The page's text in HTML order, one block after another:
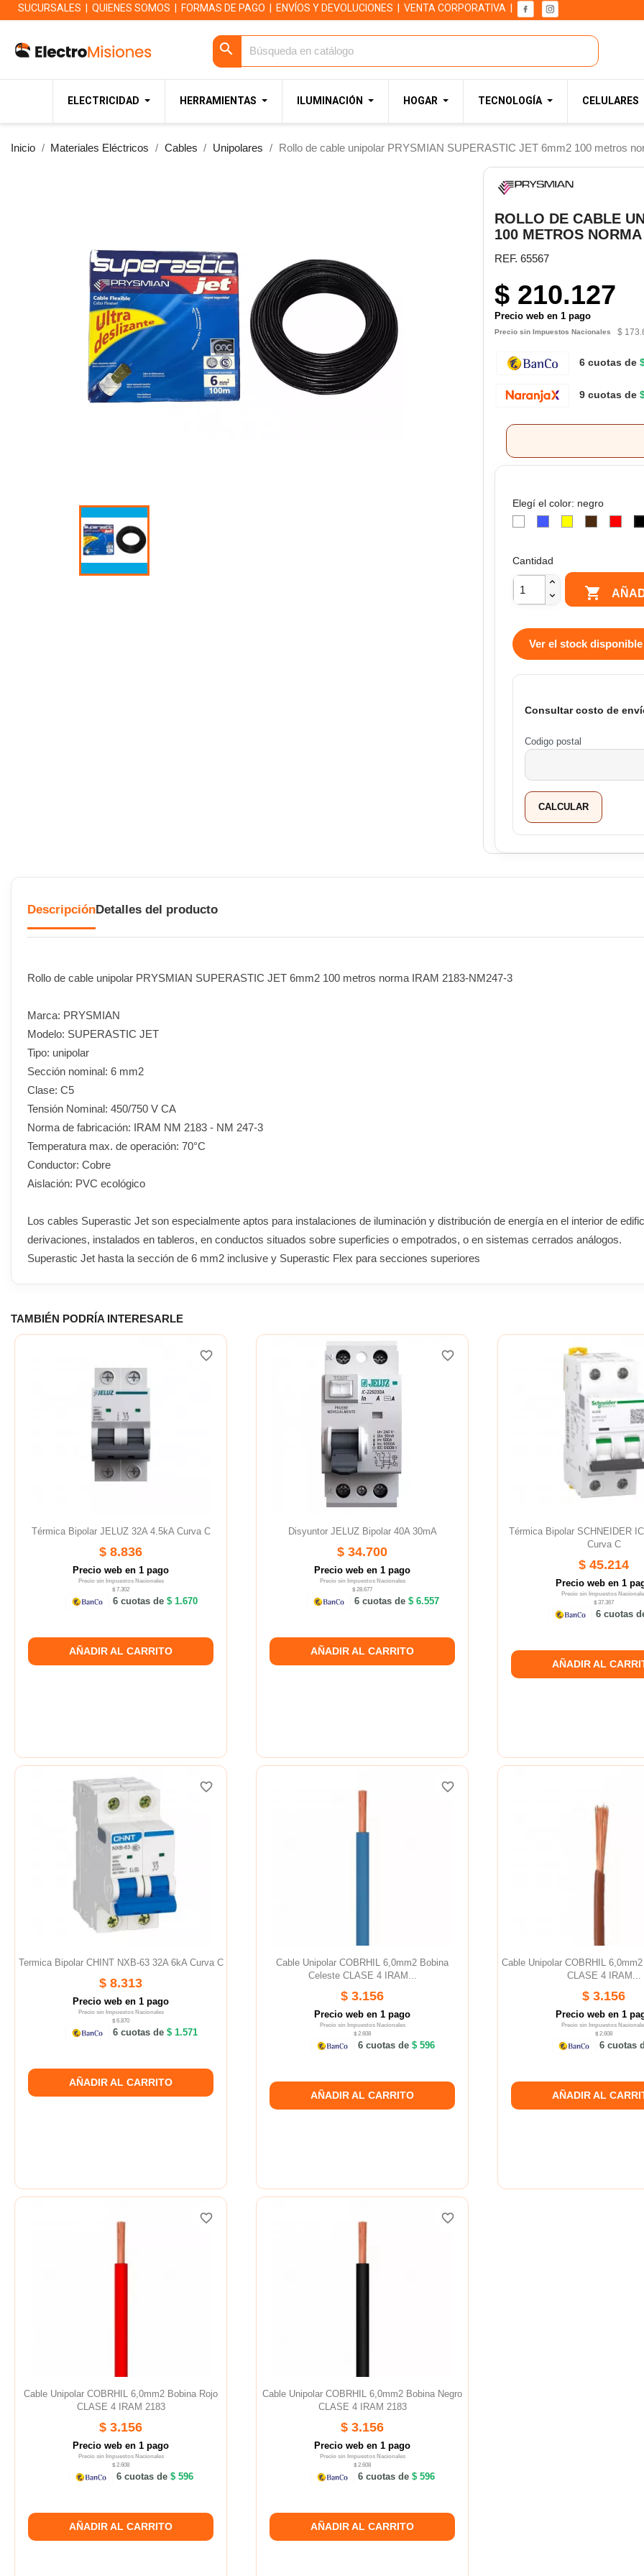
SUCURSALES QUIENES SOMOS FORMAS DE PAGO ENVÍOS Y DEVOLUCIONES VENTA CORPORATIVA
search
ELECTRICIDAD HERRAMIENTAS ILUMINACIÓN HOGAR TECNOLOGÍA CELULARES
Inicio Materiales Eléctricos Cables Unipolares Rollo de cable unipolar PRYSMIAN SUPERASTIC JET 6mm2 100 metros
ROLLO DE CABLE
100 METROS
REF. 65567
$ 210.127
Precio web en 1 pago
Precio sin Impuestos Nacionales $
6 cuotas de
9 cuotas de
Elegí el color: negro
Cantidad

Ver el stock
Consultar costo de
Codigo postal
CALCULAR
DescripciónDetalles del producto
Rollo de cable unipolar PRYSMIAN SUPERASTIC JET 6mm2 100 metros norma IRAM 2183-NM247-3
Marca: PRYSMIAN
Modelo: SUPERASTIC JET
Tipo: unipolar
Sección nominal: 6 mm2
Clase: C5
Tensión Nominal: 450/750 V CA
Norma de fabricación: IRAM NM 2183 - NM 247-3
Temperatura max. de operación: 70°C
Conductor: Cobre
Aislación: PVC ecológico
Los cables Superastic Jet son especialmente aptos para instalaciones de iluminación y distribución de energía en el interior de
derivaciones, instalados en tableros, en conductos situados sobre superficies o empotrados, o en sistemas cerrados análogos.
Superastic Jet hasta la sección de 6 mm2 inclusive y Superastic Flex para secciones superiores
TAMBIÉN PODRÍA INTERESARLE
Térmica Bipolar JELUZ 32A 4.5kA Curva C
$ 8.836
Precio web en 1 pago
Precio sin Impuestos Nacionales
$ 7.302
6 cuotas de $ 1.670
AÑADIR AL CARRITO
favorite_border
Disyuntor JELUZ Bipolar 40A 30mA
$ 34.700
Precio web en 1 pago
Precio sin Impuestos Nacionales
$ 28.677
6 cuotas de $ 6.557
AÑADIR AL CARRITO
favorite_border
Térmica Bipolar SCHNEIDER
Curva C
$ 45.214
Precio web en 1
Precio sin Impuestos
$ 37.367
6 cuotas
AÑADIR AL
Termica Bipolar CHINT NXB-63 32A 6kA Curva C
$ 8.313
Precio web en 1 pago
Precio sin Impuestos Nacionales
$ 6.870
6 cuotas de $ 1.571
AÑADIR AL CARRITO
favorite_border
Cable Unipolar COBRHIL 6,0mm2 Bobina
Celeste CLASE 4 IRAM...
$ 3.156
Precio web en 1 pago
Precio sin Impuestos Nacionales
$ 2.608
6 cuotas de$ 596
AÑADIR AL CARRITO
favorite_border
Cable Unipolar COBRHIL
CLASE 4 IRAM...
$ 3.156
Precio web en 1
Precio sin Impuestos
$ 2.608
6 cuotas
AÑADIR AL
Cable Unipolar COBRHIL 6,0mm2 Bobina Rojo
CLASE 4 IRAM 2183
$ 3.156
Precio web en 1 pago
Precio sin Impuestos Nacionales
$ 2.608
6 cuotas de$ 596
AÑADIR AL CARRITO
favorite_border
Cable Unipolar COBRHIL 6,0mm2 Bobina Negro
CLASE 4 IRAM 2183
$ 3.156
Precio web en 1 pago
Precio sin Impuestos Nacionales
$ 2.608
6 cuotas de$ 596
AÑADIR AL CARRITO
favorite_border